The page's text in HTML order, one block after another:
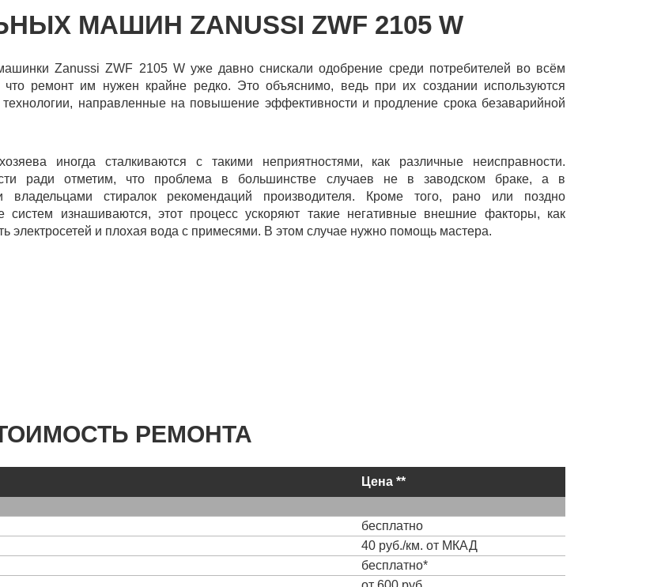
МАШИН ZANUSSI ZWF 2105 W
Zanussi ZWF 2105 W уже давно снискали одобрение среди потребителей во всём
ремонт им нужен крайне редко. Это объяснимо, ведь при их создании используются
направленные на повышение эффективности и продление срока безаварийной
иногда сталкиваются с такими неприятностями, как различные неисправности.
ради отметим, что проблема в большинстве случаев не в заводском браке, а в
владельцами стиралок рекомендаций производителя. Кроме того, рано или поздно
систем изнашиваются, этот процесс ускоряют такие негативные внешние факторы, как
электросетей и плохая вода с примесями. В этом случае нужно помощь мастера.
РЕМОНТА
Цена **
бесплатно
40 руб./км. от МКАД
бесплатно*